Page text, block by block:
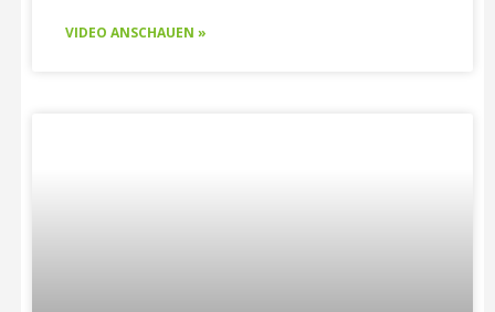
VIDEO ANSCHAUEN »